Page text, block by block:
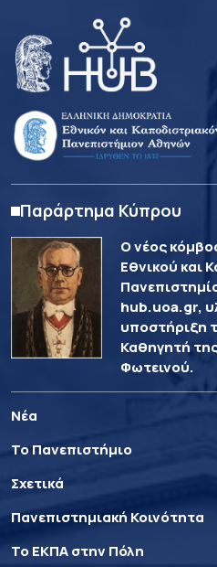
Παράρτημα Κύπρου
Ο νέος
Εθνικού και
hub.uoa.gr,
υποστήριξη
Καθηγητή
Φωτεινού.
Νέα
Το Πανεπιστήμιο
Σχετικά
Πανεπιστημιακή Κοινότητα
Το ΕΚΠΑ στην Πόλη